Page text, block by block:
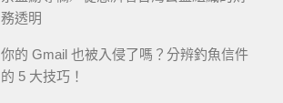
務透明
你的 Gmail 也被入侵了嗎？分辨釣魚信件
的 5 大技巧！